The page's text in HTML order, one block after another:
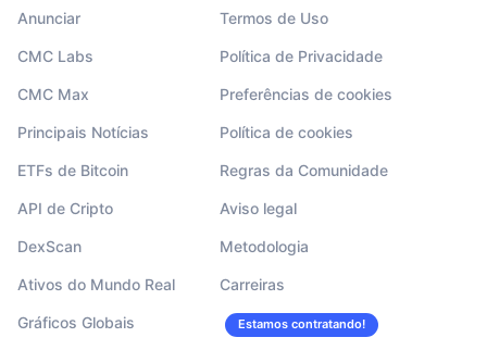
Anunciar
CMC Labs
CMC Max
Principais Notícias
ETFs de Bitcoin
API de Cripto
DexScan
Ativos do Mundo Real
Gráficos Globais
Termos de Uso
Política de Privacidade
Preferências de cookies
Política de cookies
Regras da Comunidade
Aviso legal
Metodologia
Carreiras
Estamos contratando!